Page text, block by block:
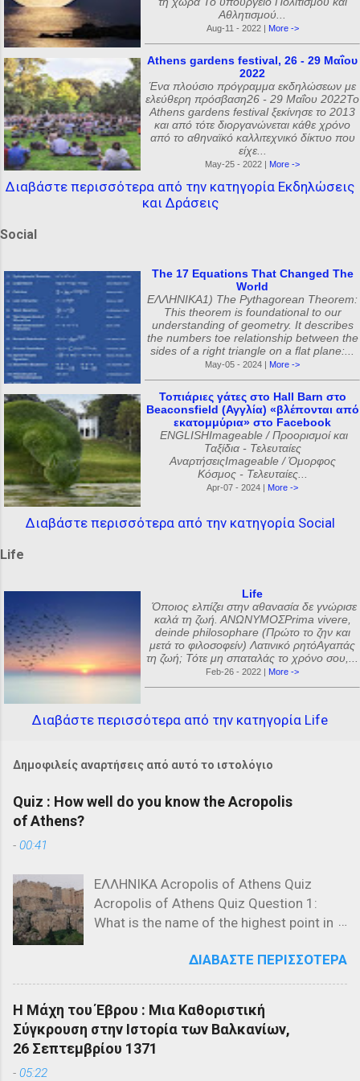
Αθλητισμού...
Aug-11 - 2022 | More ->
Athens gardens festival, 26 - 29 Μαΐου
2022
Ένα πλούσιο πρόγραμμα εκδηλώσεων με
ελεύθερη πρόσβαση26 - 29 Μαΐου 2022Το
Athens gardens festival ξεκίνησε το 2013
και από τότε διοργανώνεται κάθε χρόνο
από το αθηναϊκό καλλιτεχνικό δίκτυο που
είχε...
May-25 - 2022 | More ->
Διαβάστε περισσότερα από την κατηγορία Εκδηλώσεις
και Δράσεις
Social
The 17 Equations That Changed The
World
ΕΛΛΗΝΙΚΑ1) The Pythagorean Theorem:
This theorem is foundational to our
understanding of geometry. It describes
the numbers toe relationship between the
sides of a right triangle on a flat plane:...
May-05 - 2024 | More ->
Τοπιάριες γάτες στο Hall Barn στο
Beaconsfield (Αγγλία) «βλέπονται από
εκατομμύρια» στο Facebook
ENGLISHImageable / Προορισμοί και
Ταξίδια - Τελευταίες
ΑναρτήσειςImageable / Όμορφος
Κόσμος - Τελευταίες...
Apr-07 - 2024 | More ->
Διαβάστε περισσότερα από την κατηγορία Social
Life
Life
Όποιος ελπίζει στην αθανασία δε γνώρισε
καλά τη ζωή. ΑΝΩΝΥΜΟΣPrima vivere,
deinde philosophare (Πρώτο το ζην και
μετά το φιλοσοφείν) Λατινικό ρητόΑγαπάς
τη ζωή; Τότε μη σπαταλάς το χρόνο σου,...
Feb-26 - 2022 | More ->
Διαβάστε περισσότερα από την κατηγορία Life
Δημοφιλείς αναρτήσεις από αυτό το ιστολόγιο
Quiz : How well do you know the Acropolis
of Athens?
- 00:41
ΕΛΛΗΝΙΚΑ Acropolis of Athens Quiz
Acropolis of Athens Quiz Question 1:
What is the name of the highest point in
Propylaea c) The Acropolis Hill Question
2: Which of the following is NOT a
structure on the Acropolis? a) The
Parthenon b) The Propylaea c) The
Colosseum Question 3: Who designed
the Parthenon? a) Ictinus and Callicrates
ΔΙΑΒΆΣΤΕ ΠΕΡΙΣΣΌΤΕΡΑ
Η Μάχη του Έβρου : Μια Καθοριστική
Σύγκρουση στην Ιστορία των Βαλκανίων,
26 Σεπτεμβρίου 1371
- 05:22